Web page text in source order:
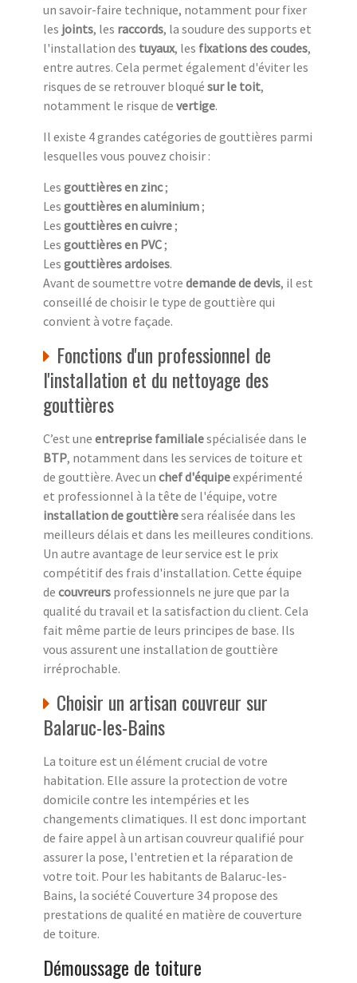
un savoir-faire technique, notamment pour fixer
les joints, les raccords, la soudure des supports et
l'installation des tuyaux, les fixations des coudes,
entre autres. Cela permet également d'éviter les
risques de se retrouver bloqué sur le toit,
notamment le risque de vertige.
Il existe 4 grandes catégories de gouttières parmi
lesquelles vous pouvez choisir :
Les gouttières en zinc;
Les gouttières en aluminium;
Les gouttières en cuivre;
Les gouttières en PVC;
Les gouttières ardoises.
Avant de soumettre votre demande de devis, il est
conseillé de choisir le type de gouttière qui
convient à votre façade.
Fonctions d'un professionnel de
l'installation et du nettoyage des
gouttières
C’est une entreprise familialespécialisée dans le
BTP, notamment dans les services de toiture et
de gouttière. Avec un chef d'équipeexpérimenté
et professionnel à la tête de l'équipe, votre
installation de gouttièresera réalisée dans les
meilleurs délais et dans les meilleures conditions.
Un autre avantage de leur service est le prix
compétitif des frais d'installation. Cette équipe
de couvreurs professionnels ne jure que par la
qualité du travail et la satisfaction du client. Cela
fait même partie de leurs principes de base. Ils
vous assurent une installation de gouttière
irréprochable.
Choisir un artisan couvreur sur
Balaruc-les-Bains
La toiture est un élément crucial de votre
habitation. Elle assure la protection de votre
domicile contre les intempéries et les
changements climatiques. Il est donc important
de faire appel à un artisan couvreur qualifié pour
assurer la pose, l'entretien et la réparation de
votre toit. Pour les habitants de Balaruc-les-
Bains, la société Couverture 34 propose des
prestations de qualité en matière de couverture
de toiture.
Démoussage de toiture